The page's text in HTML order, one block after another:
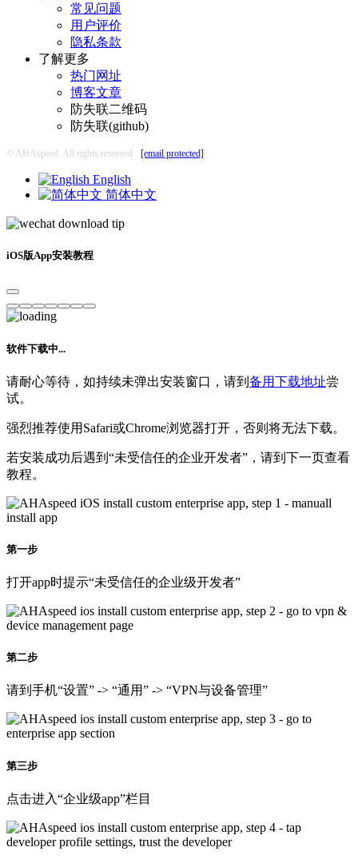
常见问题
用户评价
隐私条款
了解更多
热门网址
博客文章
防失联二维码
防失联(github)
© AHAspeed. All rights reserved [email protected]
English
简体中文
iOS版App安装教程
软件下载中...
请耐心等待，如持续未弹出安装窗口，请到 备用下载地址尝
试。
强烈推荐使用Safari或Chrome浏览器打开，否则将无法下载。
若安装成功后遇到“未受信任的企业开发者”，请到下一页查看
教程。
第一步
打开app时提示“未受信任的企业级开发者”
第二步
请到手机“设置” -> “通用” -> “VPN与设备管理”
第三步
点击进入“企业级app”栏目